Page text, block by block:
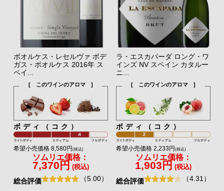
ボオルケス・レセルヴァ ボデ
ガス・ボオルケス 2016年 ス
ペイ...
[ このワインのアロマ ]
ボディ（コク）
希望小売価格 8,580円 (税込)
ソムリエ価格：
7,370円 (税込)
総合評価 （5.00）
ラ・エスカパーダ ロング・ワ
インズ NV スペイン カタルー
ニ...
[ このワインのアロマ ]
ボディ（コク）
希望小売価格 2,233円(税込)
ソムリエ価格：
1,903円 (税込)
総合評価 （4.31）